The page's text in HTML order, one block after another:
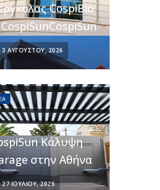
CospiBio
3 ΑΥΓΟΎΣΤΟΥ, 2026
Κάλυψη
στην Αθήνα
27 ΙΟΥΛΊΟΥ, 2026